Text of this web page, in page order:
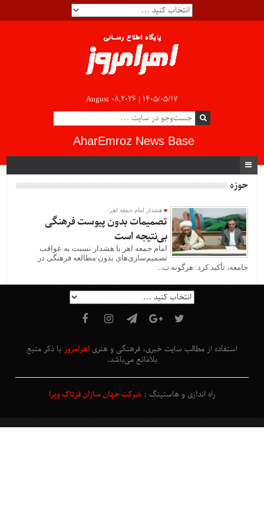
August 08,2026 | ۱۴۰۵/۰۵/۱۷
AharEmroz News Base
حوزه
هشدار امام جمعه اهر:
تصمیمات بدون پیوست فرهنگی
بی‌نتیجه است
امام جمعه اهر با هشدار نسبت به عواقب
تصمیم‌سازی‌های بدون مطالعه فرهنگی در
جامعه، تأکید کرد: هرگونه ب...
استفاده از مطالب سایت خبری، فرهنگی و هنری اهرامروز با ذکر منبع
بلامانع می‌باشد.
راه اندازی و هاستینگ :شرکت جهان سازان فرتاک ویرا